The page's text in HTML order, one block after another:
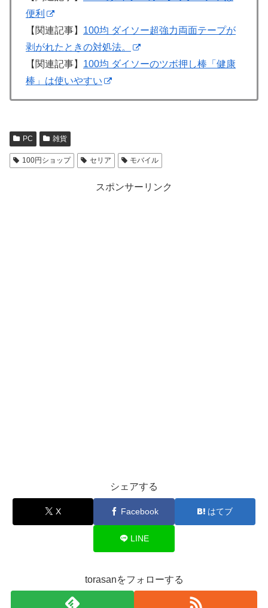
便利
【関連記事】 100均 ダイソー超強力両面テープが
剥がれたときの対処法。
【関連記事】 100均 ダイソーのツボ押し棒「健康
棒」は使いやすい
PC 雑貨
100円ショップ セリア モバイル
スポンサーリンク
シェアする
X Facebook はてブ
LINE
torasanをフォローする